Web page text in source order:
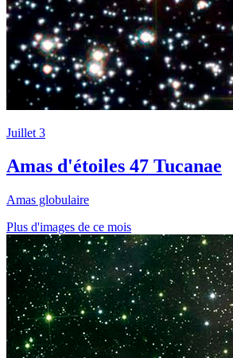
Juillet 3
Amas d'étoiles 47 Tucanae
Amas globulaire
Plus d'images de ce mois